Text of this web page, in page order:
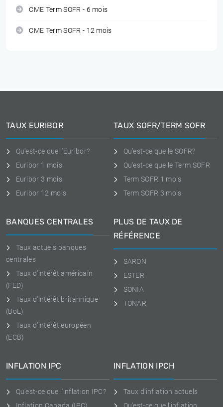
CME Term SOFR - 6 mois
CME Term SOFR - 12 mois
TAUX EURIBOR
Qu'est-ce que l'Euribor?
Euribor 1 mois
Euribor 3 mois
Euribor 12 mois
TAUX SOFR/TERM SOFR
Qu'est-ce que le SOFR?
Qu'est-ce que le Term SOFR
Term SOFR 1 mois
Term SOFR 3 mois
BANQUES CENTRALES
Taux actuels banques
centrales
Taux d'intérêt américain
(FED)
Taux d'intérêt britannique
(BoE)
Taux d'intérêt européen
(ECB)
PLUS DE TAUX DE
RÉFÉRENCE
SARON
ESTER
SONIA
TONAR
INFLATION IPC
Qu'est-ce que l'inflation IPC?
INFLATION IPCH
Taux d'inflation actuels